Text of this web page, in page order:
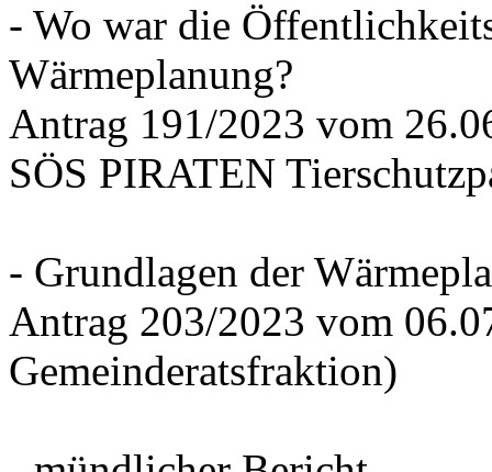
- Wo war die
Wärmeplanung?
Antrag 191/2023 vom
SÖS PIRATEN
- Grundlagen der
Antrag 203/2023 vom
Gemeinderatsfraktion)